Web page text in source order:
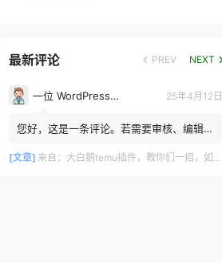
最新评论 PREV NEXT
一位 WordPress 评论者 25年4月12日
您好，这是一条评论。若需要审核、编辑或
者头像来自 Gravatar。
[文章] 来自： 大白鹅temu插件，教你们一招，如何30s里计算temu利润数据